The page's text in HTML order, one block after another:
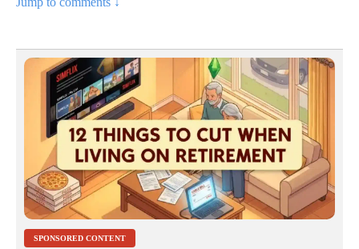
SPONSORED CONTENT